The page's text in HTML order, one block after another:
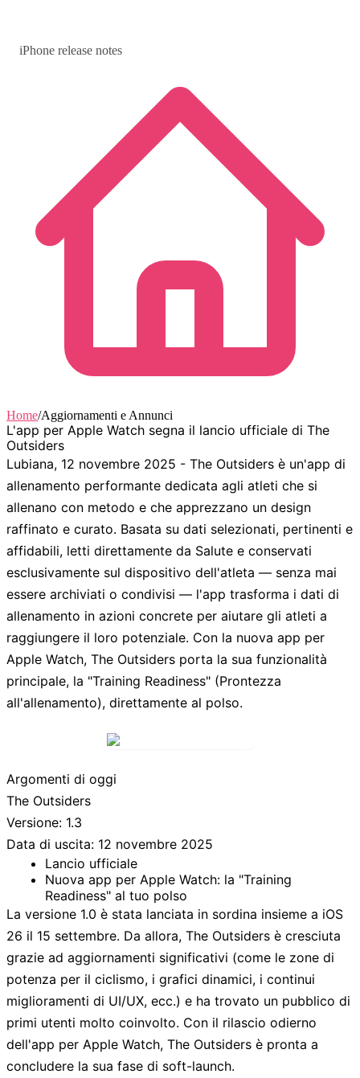
iPhone release notes
Home/Aggiornamenti e Annunci
L'app per Apple Watch segna il lancio ufficiale di The
Outsiders
Lubiana, 12 novembre 2025 - The Outsiders è un'app di
allenamento performante dedicata agli atleti che si
allenano con metodo e che apprezzano un design
raffinato e curato. Basata su dati selezionati, pertinenti e
affidabili, letti direttamente da Salute e conservati
esclusivamente sul dispositivo dell'atleta — senza mai
essere archiviati o condivisi — l'app trasforma i dati di
allenamento in azioni concrete per aiutare gli atleti a
raggiungere il loro potenziale. Con la nuova app per
Apple Watch, The Outsiders porta la sua funzionalità
principale, la "Training Readiness" (Prontezza
all'allenamento), direttamente al polso.
Argomenti di oggi
The Outsiders
Versione: 1.3
Data di uscita: 12 novembre 2025
Lancio ufficiale
Nuova app per Apple Watch: la "Training
Readiness" al tuo polso
La versione 1.0 è stata lanciata in sordina insieme a iOS
26 il 15 settembre. Da allora, The Outsiders è cresciuta
grazie ad aggiornamenti significativi (come le zone di
potenza per il ciclismo, i grafici dinamici, i continui
miglioramenti di UI/UX, ecc.) e ha trovato un pubblico di
primi utenti molto coinvolto. Con il rilascio odierno
dell'app per Apple Watch, The Outsiders è pronta a
concludere la sua fase di soft-launch.